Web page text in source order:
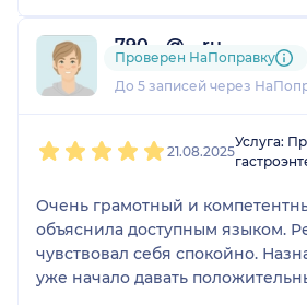
790....@....ru
1 отзыв
До 5 записей через
Проверен НаПоправку
21.08.2025
Услуга:
Очень грамотный и
объяснила доступным языком.
чувствовал себя спокойно.
уже начало давать